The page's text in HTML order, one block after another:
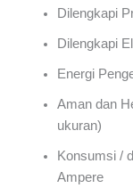
Dilengkapi
Dilengkapi
Energi
Aman dan
ukuran)
Konsumsi /
Ampere